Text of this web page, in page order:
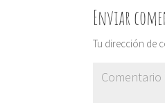
Enviar
Tu dirección de